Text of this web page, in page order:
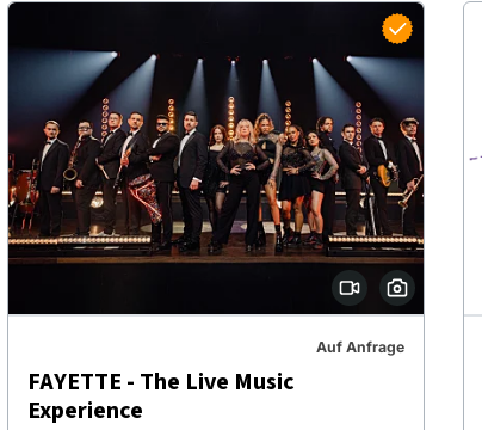
Auf Anfrage
FAYETTE - The Live Music
Experience